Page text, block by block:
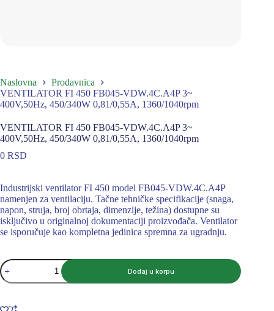
Naslovna
Prodavnica
VENTILATOR FI 450 FB045-VDW.4C.A4P 3~
400V,50Hz, 450/340W 0,81/0,55A, 1360/1040rpm
VENTILATOR FI 450 FB045-VDW.4C.A4P 3~
400V,50Hz, 450/340W 0,81/0,55A, 1360/1040rpm
0 RSD
Industrijski ventilator FI 450 model FB045-VDW.4C.A4P
namenjen za ventilaciju. Tačne tehničke specifikacije (snaga,
napon, struja, broj obrtaja, dimenzije, težina) dostupne su
isključivo u originalnoj dokumentaciji proizvođača. Ventilator
se isporučuje kao kompletna jedinica spremna za ugradnju.
VENTILATOR
FI
450
VDW.4C.A4P
Dodaj u korpu